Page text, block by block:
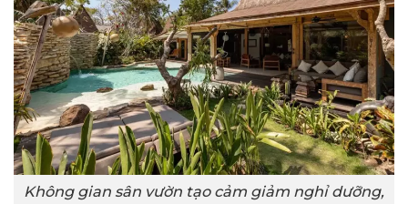
Không gian sân vườn tạo cảm giảm nghỉ dưỡng,